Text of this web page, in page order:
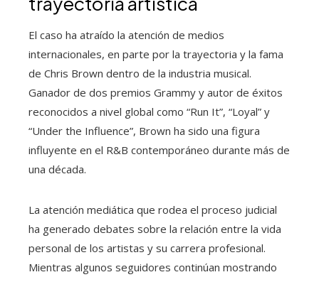
El caso ha atraído la atención de medios
internacionales, en parte por la trayectoria y la fama
de Chris Brown dentro de la industria musical.
Ganador de dos premios Grammy y autor de éxitos
reconocidos a nivel global como “Run It”, “Loyal” y
“Under the Influence”, Brown ha sido una figura
influyente en el R&B contemporáneo durante más de
una década.
La atención mediática que rodea el proceso judicial
ha generado debates sobre la relación entre la vida
personal de los artistas y su carrera profesional.
Mientras algunos seguidores continúan mostrando